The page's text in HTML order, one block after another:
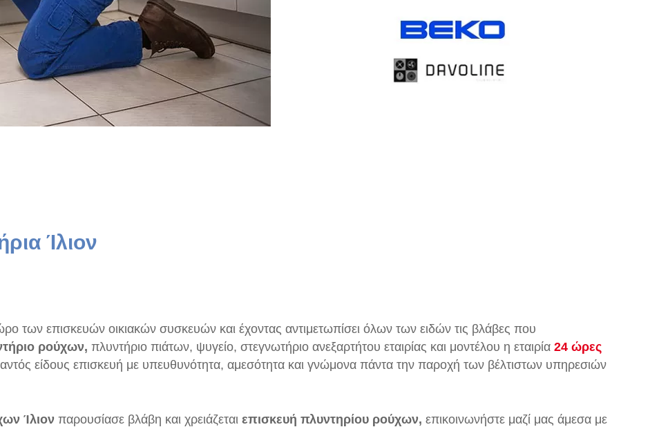
Ίλιον
των επισκευών οικιακών συσκευών και έχοντας αντιμετωπίσει όλων των ειδών τις βλάβες που
ρούχων, πλυντήριο πιάτων, ψυγείο, στεγνωτήριο ανεξαρτήτου εταιρίας και μοντέλου η εταιρία 24 ώρες
είδους επισκευή με υπευθυνότητα, αμεσότητα και γνώμονα πάντα την παροχή των βέλτιστων υπηρεσιών
Ίλιον παρουσίασε βλάβη και χρειάζεται επισκευή πλυντηρίου ρούχων, επικοινωνήστε μαζί μας άμεσα με